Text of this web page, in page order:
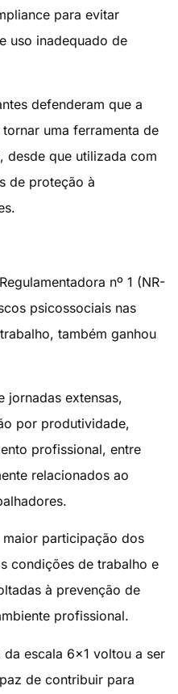
para evitar
uso inadequado de
defenderam que a
uma ferramenta de
desde que utilizada com
de proteção à
nº 1 (NR-
psicossociais nas
também ganhou
jornadas extensas,
por produtividade,
profissional, entre
relacionados ao
participação dos
condições de trabalho e
à prevenção de
profissional.
escala 6×1 voltou a ser
de contribuir para